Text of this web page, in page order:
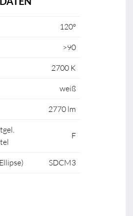
120°
>90
2700 K
weiß
2770 lm
F
SDCM3